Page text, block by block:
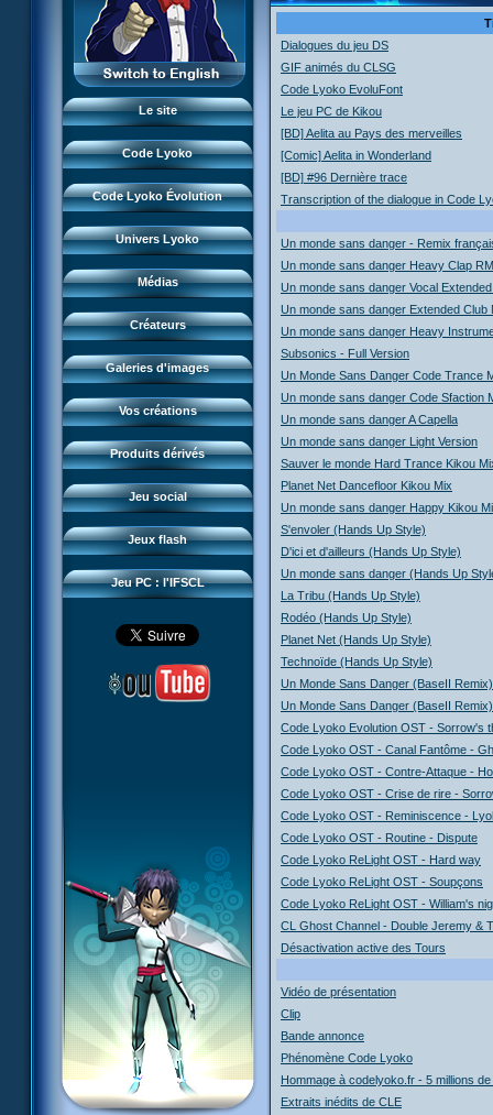
Le site
L'équipe
LyokoRéseau
Professionnels
Code Lyoko
Monstres
Lieux
Dossiers
Lyokostats
Historique CL
Code Lyoko Évolution
XANA
Monstres
Lieux
Dossiers
Lyokostats
Histoire CLE
Univers Lyoko
Garage Kids
Bande dessinée
CL Chronicles
Évènements CL
Source d'inspiration
Interviews
Médias
Musiques
Renders & images HD
Conceptuels
Revue de presse
Subdigitals US
Créateurs
Moonscoop
Norimage
Créateurs CL
Créateurs CLE
Galeries d'images
Code Lyoko
Évolution (Terre)
Évolution (Virtuel)
Renders & images HD
Vos créations
FanArts
FanFictions
FanProjets
Perles du net
Magazine
LyokoMotion
LyokoTube
Produits dérivés
DVD et vidéos
CD et singles
Livres
Jeux vidéo
Jeu de cartes
Goodies
Divers
Catalogue
Jeu social
Présentation
Historique
Les personnages
Les pouvoirs
Guide du jeu
Monstres
Cartes & galerie
Communauté
3D Duo
Jeux flash
Jeu FR3
Course CL
Perdus ds Lyoko
Form Anti-XANA
Frôlion Attack
Mort des frelions
Monster Swarm
Course 2
Odd's Battle
Code Lyoko's Galaxy
Manta Bomber
Sector 2 Escape
Jeu PC : l'IFSCL
Présentation
News IFSCL
Médias
Questions fréquentes
Téléchargements
Réseau IFSCL
Dialogues du jeu DS
GIF animés du CLSG
Code Lyoko EvoluFont
Le jeu PC de Kikou
[BD] Aelita au Pays des merveilles
[Comic] Aelita in Wonderland
[BD] #96 Dernière trace
Transcription of the dialogue in Code
Un monde sans danger - Remix
Un monde sans danger Heavy Clap
Un monde sans danger Vocal
Un monde sans danger Extended Club
Un monde sans danger Heavy
Subsonics - Full Version
Un Monde Sans Danger Code Trance
Un monde sans danger Code Sfaction
Un monde sans danger A Capella
Un monde sans danger Light Version
Sauver le monde Hard Trance Kikou
Planet Net Dancefloor Kikou Mix
Un monde sans danger Happy Kikou
S'envoler (Hands Up Style)
D'ici et d'ailleurs (Hands Up Style)
Un monde sans danger (Hands Up
La Tribu (Hands Up Style)
Rodéo (Hands Up Style)
Planet Net (Hands Up Style)
Technoïde (Hands Up Style)
Un Monde Sans Danger (BaseII
Un Monde Sans Danger (BaseII
Code Lyoko Evolution OST - Sorrow's
Code Lyoko OST - Canal Fantôme -
Code Lyoko OST - Contre-Attaque -
Code Lyoko OST - Crise de rire -
Code Lyoko OST - Reminiscence -
Code Lyoko OST - Routine - Dispute
Code Lyoko ReLight OST - Hard way
Code Lyoko ReLight OST - Soupçons
Code Lyoko ReLight OST - William's
CL Ghost Channel - Double Jeremy &
Désactivation active des Tours
Vidéo de présentation
Clip
Bande annonce
Phénomène Code Lyoko
Hommage à codelyoko.fr - 5 millions
Extraits inédits de CLE